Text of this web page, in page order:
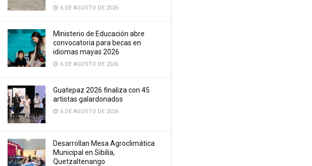
6 DE AGOSTO DE 2026
Ministerio de Educación abre
convocatoria para becas en
idiomas mayas 2026
6 DE AGOSTO DE 2026
Guatepaz 2026 finaliza con 45
artistas galardonados
6 DE AGOSTO DE 2026
Desarrollan Mesa Agroclimática
Municipal en Sibilia,
Quetzaltenango